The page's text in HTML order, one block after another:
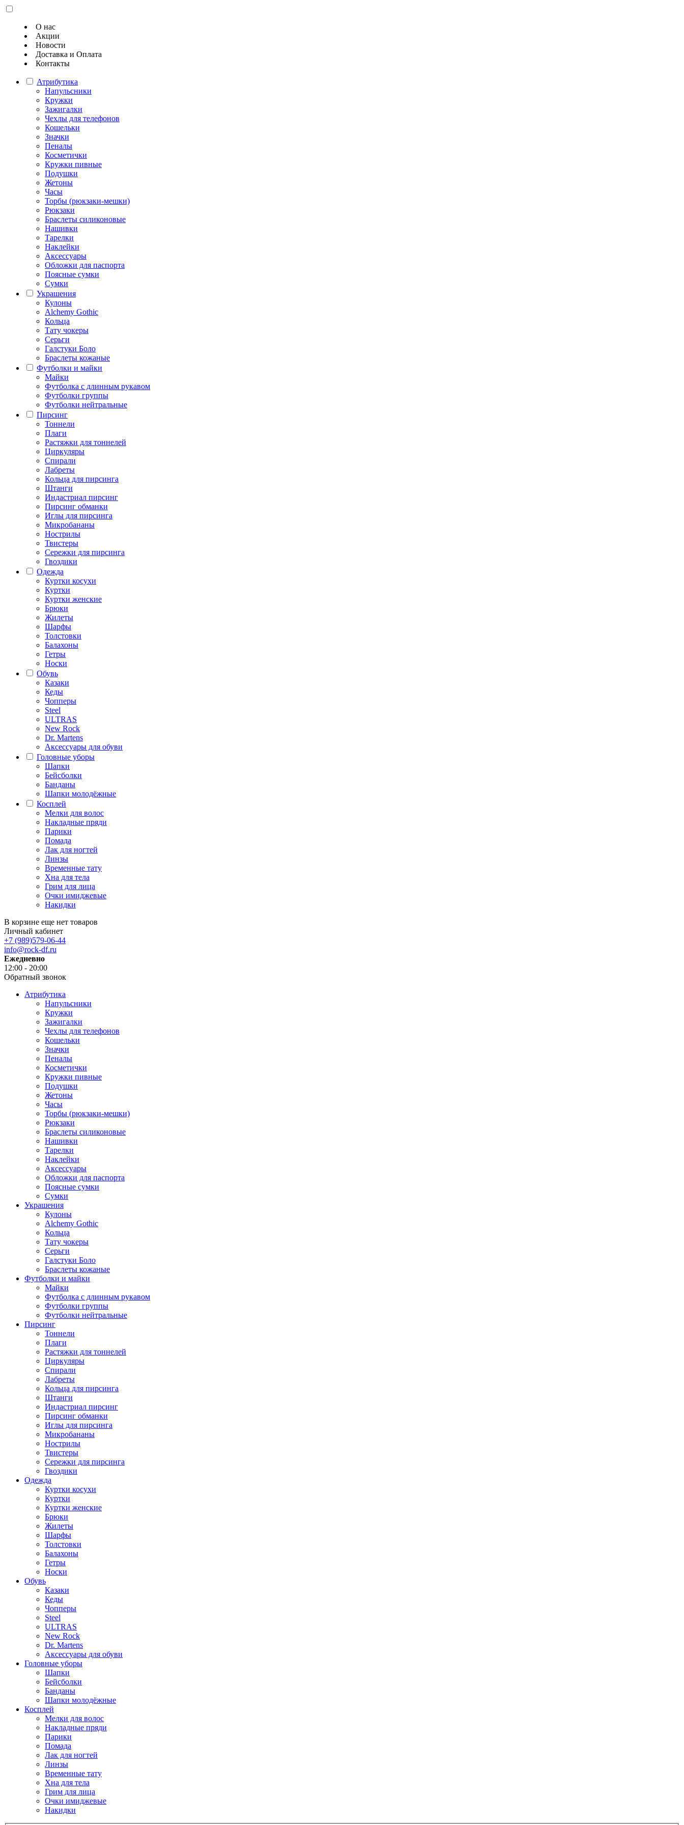
О нас
Акции
Новости
Доставка и Оплата
Контакты
Атрибутика
Напульсники
Кружки
Зажигалки
Чехлы для телефонов
Кошельки
Значки
Пеналы
Косметички
Кружки пивные
Подушки
Жетоны
Часы
Торбы (рюкзаки-мешки)
Рюкзаки
Браслеты силиконовые
Нашивки
Тарелки
Наклейки
Аксессуары
Обложки для паспорта
Поясные сумки
Сумки
Украшения
Кулоны
Alchemy Gothic
Кольца
Тату чокеры
Серьги
Галстуки Боло
Браслеты кожаные
Футболки и майки
Майки
Футболка с длинным рукавом
Футболки группы
Футболки нейтральные
Пирсинг
Тоннели
Плаги
Растяжки для тоннелей
Циркуляры
Спирали
Лабреты
Кольца для пирсинга
Штанги
Индастриал пирсинг
Пирсинг обманки
Иглы для пирсинга
Микробананы
Нострилы
Твистеры
Сережки для пирсинга
Гвоздики
Одежда
Куртки косухи
Куртки
Куртки женские
Брюки
Жилеты
Шарфы
Толстовки
Балахоны
Гетры
Носки
Обувь
Казаки
Кеды
Чопперы
Steel
ULTRAS
New Rock
Dr. Martens
Аксессуары для обуви
Головные уборы
Шапки
Бейсболки
Банданы
Шапки молодёжные
Косплей
Мелки для волос
Накладные пряди
Парики
Помада
Лак для ногтей
Линзы
Временные тату
Хна для тела
Грим для лица
Очки имиджевые
Накидки
В корзине еще нет товаров
Личный кабинет
+7 (989)579-06-44
info@rock-df.ru
Ежедневно
12:00 - 20:00
Обратный звонок
Атрибутика
Напульсники
Кружки
Зажигалки
Чехлы для телефонов
Кошельки
Значки
Пеналы
Косметички
Кружки пивные
Подушки
Жетоны
Часы
Торбы (рюкзаки-мешки)
Рюкзаки
Браслеты силиконовые
Нашивки
Тарелки
Наклейки
Аксессуары
Обложки для паспорта
Поясные сумки
Сумки
Украшения
Кулоны
Alchemy Gothic
Кольца
Тату чокеры
Серьги
Галстуки Боло
Браслеты кожаные
Футболки и майки
Майки
Футболка с длинным рукавом
Футболки группы
Футболки нейтральные
Пирсинг
Тоннели
Плаги
Растяжки для тоннелей
Циркуляры
Спирали
Лабреты
Кольца для пирсинга
Штанги
Индастриал пирсинг
Пирсинг обманки
Иглы для пирсинга
Микробананы
Нострилы
Твистеры
Сережки для пирсинга
Гвоздики
Одежда
Куртки косухи
Куртки
Куртки женские
Брюки
Жилеты
Шарфы
Толстовки
Балахоны
Гетры
Носки
Обувь
Казаки
Кеды
Чопперы
Steel
ULTRAS
New Rock
Dr. Martens
Аксессуары для обуви
Головные уборы
Шапки
Бейсболки
Банданы
Шапки молодёжные
Косплей
Мелки для волос
Накладные пряди
Парики
Помада
Лак для ногтей
Линзы
Временные тату
Хна для тела
Грим для лица
Очки имиджевые
Накидки